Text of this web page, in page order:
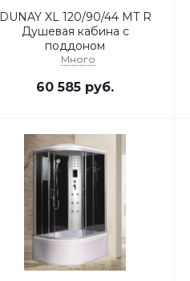
DUNAY XL 120/90/44 MT R
Душевая кабина с
поддоном
Много
60 585 руб.